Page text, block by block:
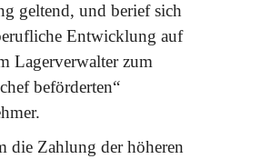
geltend, und berief sich
Entwicklung auf
Lagerverwalter zum
beförderten“
die Zahlung der höheren